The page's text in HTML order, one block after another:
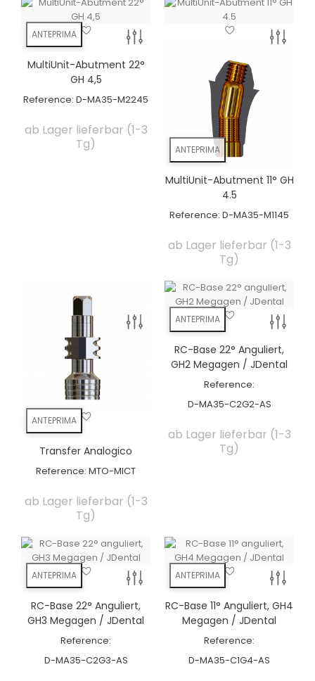
ANTEPRIMA
MultiUnit-Abutment 22°
GH 4,5
Reference: D-MA35-M2245
ab Lager lieferbar (1-3
Tg)
ANTEPRIMA
MultiUnit-Abutment 11° GH
4.5
Reference: D-MA35-M1145
ab Lager lieferbar (1-3
Tg)
ANTEPRIMA
Transfer Analogico
Reference: MTO-MICT
ab Lager lieferbar (1-3
Tg)
ANTEPRIMA
RC-Base 22° Anguliert,
GH2 Megagen / JDental
Reference:
D-MA35-C2G2-AS
ab Lager lieferbar (1-3
Tg)
ANTEPRIMA
RC-Base 22° Anguliert,
GH3 Megagen / JDental
Reference:
D-MA35-C2G3-AS
ANTEPRIMA
RC-Base 11° Anguliert, GH4
Megagen / JDental
Reference:
D-MA35-C1G4-AS